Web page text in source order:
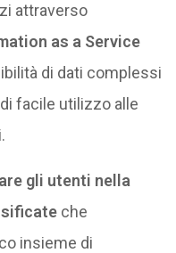
attraverso
as a Service
di dati complessi
facile utilizzo alle
gli utenti nella
che
insieme di